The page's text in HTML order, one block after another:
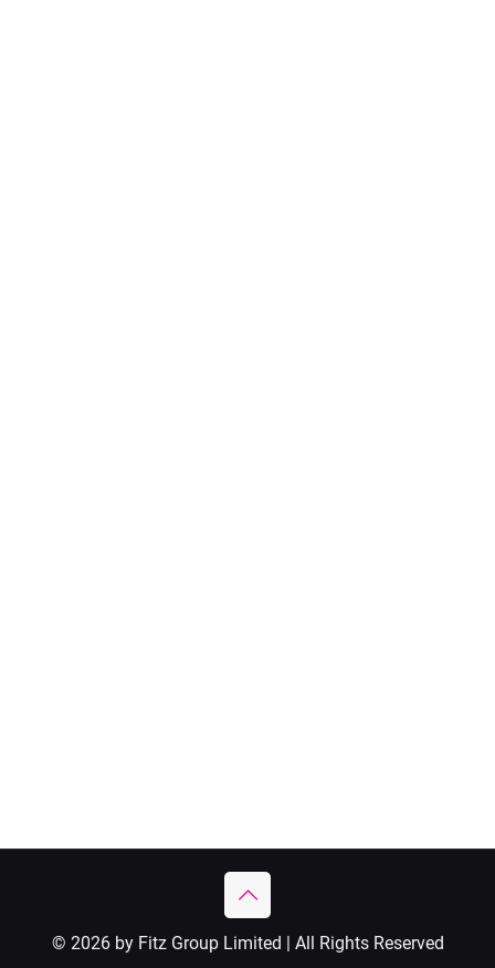
© 2026 by Fitz Group Limited | All Rights Reserved